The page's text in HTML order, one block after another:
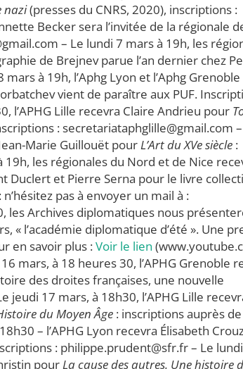
nazi(presses du CNRS, 2020), inscriptions :
Becker sera l’invitée de la régionale
– Le lundi 7 mars à 19h, les
de Brejnev parue l’an dernier chez
à 19h, l’Aphg Lyon et l’Aphg Grenoble
vient de paraître aux PUF.
l’APHG Lille recevra Claire Andrieu pour
: secretariataphglille@gmail.com
Marie Guillouët pourL’Art du XVe siècle :
les régionales du Nord et de Nice
Duclert et Pierre Serna pour le livre
: n’hésitez pas à envoyer un mail à :
les Archives diplomatiques nous
« l’académie diplomatique d’été ». Une
en savoir plus :Voir le lien
mars, à 18 heures 30, l’APHG Grenoble
des droites françaises, une nouvelle
jeudi 17 mars, à 18h30, l’APHG Lille
du Moyen Âge : inscriptions auprès de
– l’APHG Lyon recevra Élisabeth
: philippe.prudent@sfr.fr – Le
pourLa cause des autres. Une histoire